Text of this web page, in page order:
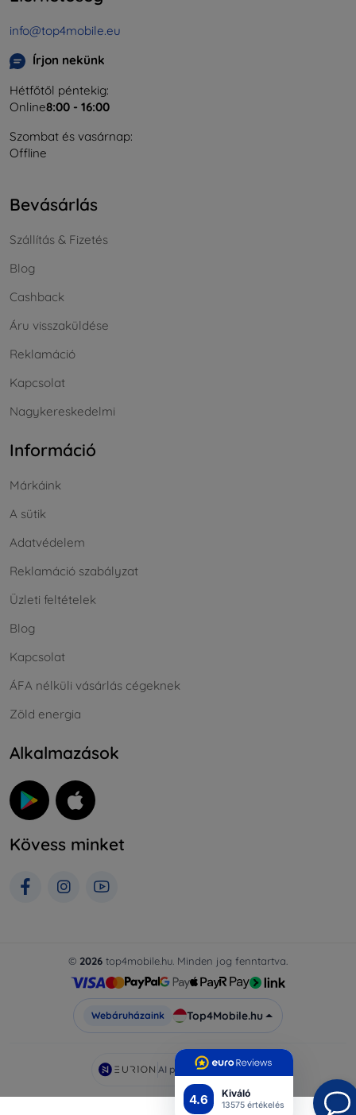
4.6 Kiváló
13575 értékelés
info@top4mobile.eu
Írjon nekünk
Hétfőtől péntekig:
Online8:00 - 16:00
Szombat és vasárnap:
Offline
Bevásárlás
Szállítás & Fizetés
Blog
Cashback
Áru visszaküldése
Reklamáció
Kapcsolat
Nagykereskedelmi
Információ
Márkáink
A sütik
Adatvédelem
Reklamáció szabályzat
Üzleti feltételek
Blog
Kapcsolat
ÁFA nélküli vásárlás cégeknek
Zöld energia
Alkalmazások
Kövess minket
© 2026 top4mobile.hu. Minden jog fenntartva.
Webáruházaink Top4Mobile.hu
AI powered byEurion